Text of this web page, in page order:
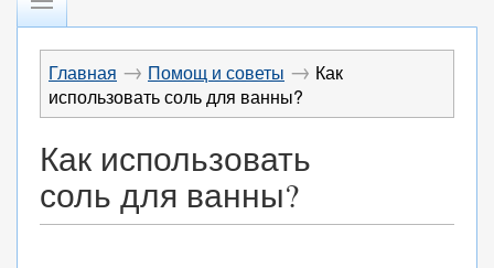
Главная → Помощ и советы → Как
использовать соль для ванны?
Как использовать
соль для ванны?